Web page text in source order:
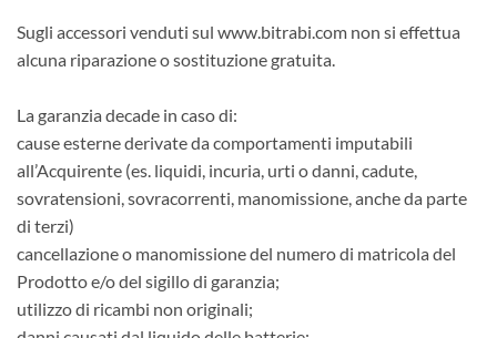
Sugli accessori venduti sul www.bitrabi.com non si effettua
alcuna riparazione o sostituzione gratuita.
La garanzia decade in caso di:
cause esterne derivate da comportamenti imputabili
all’Acquirente (es. liquidi, incuria, urti o danni, cadute,
sovratensioni, sovracorrenti, manomissione, anche da parte
di terzi)
cancellazione o manomissione del numero di matricola del
Prodotto e/o del sigillo di garanzia;
utilizzo di ricambi non originali;